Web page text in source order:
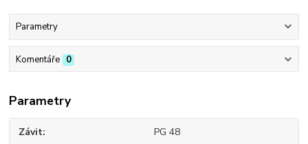
Parametry
Komentáře 0
Parametry
Závit PG 48